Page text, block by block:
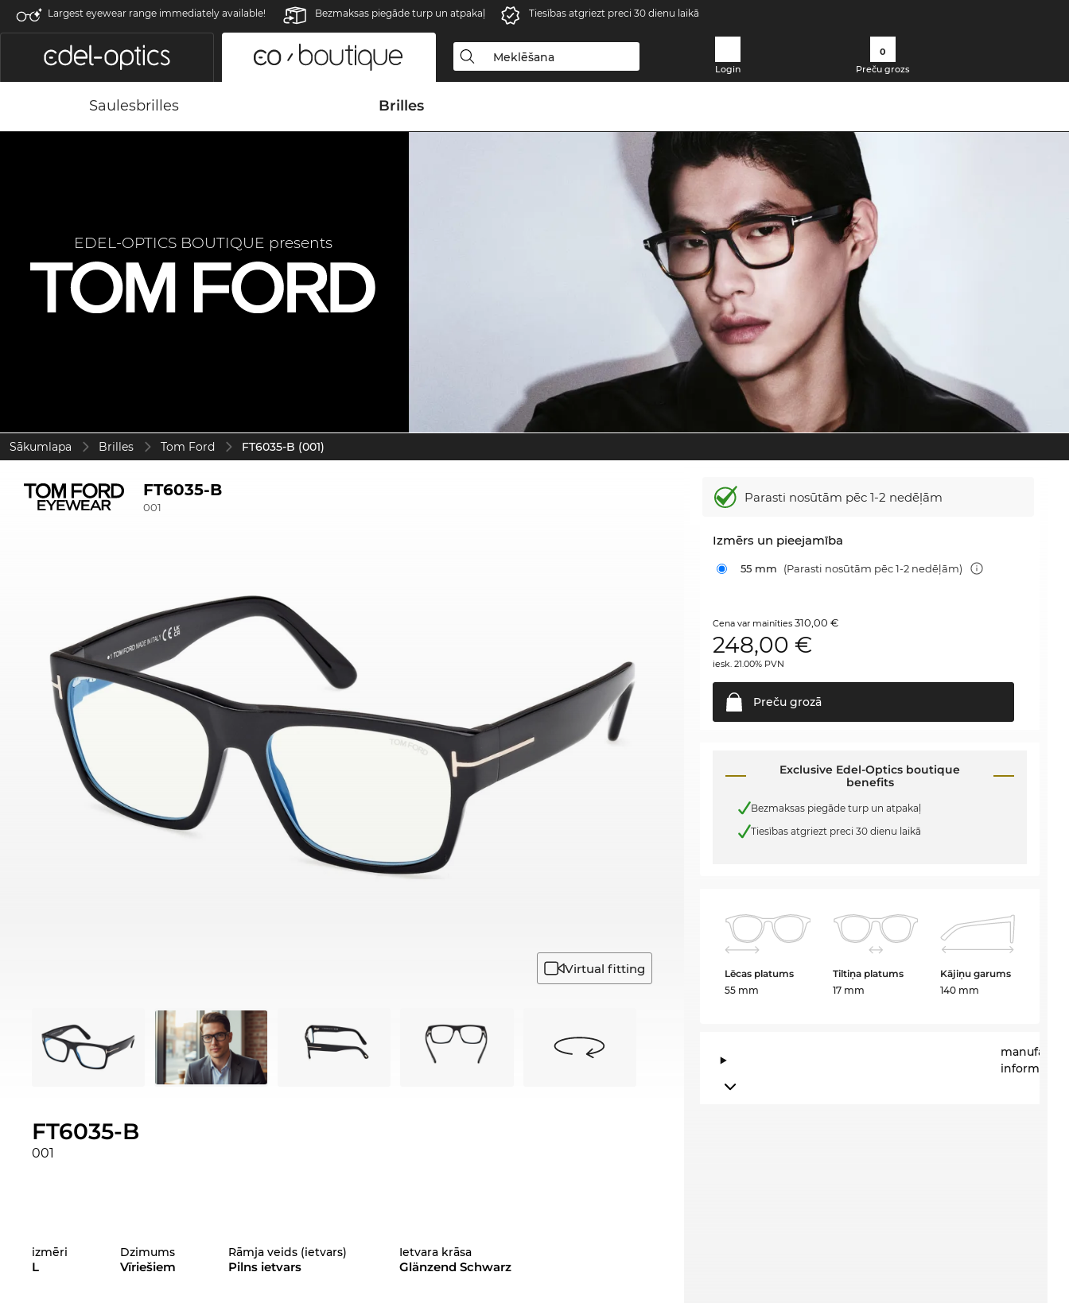
Largest eyewear range immediately available! Bezmaksas piegāde turp un atpakaļ Tiesības atgriezt preci 30 dienu laikā
Login
0
Preču grozs
Saulesbrilles Brilles
EDEL-OPTICS BOUTIQUE presents
Sākumlapa Brilles Tom Ford FT6035-B (001)
FT6035-B
001
Virtual fitting
FT6035-B
001
izmēri
L
Dzimums
Vīriešiem
Rāmja veids (ietvars)
Pilns ietvars
Ietvara krāsa
Glänzend Schwarz
Parasti nosūtām pēc 1-2 nedēļām
Izmērs un pieejamība
55 mm (Parasti nosūtām pēc 1-2 nedēļām)
Cena var mainīties310,00 €
248,00 €
iesk. 21.00% PVN
Preču grozā
Exclusive Edel-Optics boutique
benefits
Bezmaksas piegāde turp un atpakaļ
Tiesības atgriezt preci 30 dienu laikā
Lēcas platums
55 mm
Tiltiņa platums
17 mm
Kājiņu garums
140 mm
information